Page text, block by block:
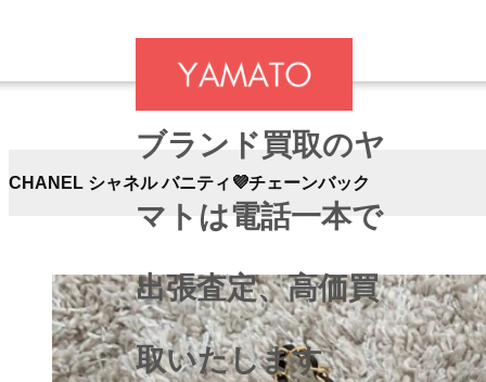
ブランド買取のヤ
マトは電話一本で
出張査定、高価買
取いたします
CHANEL シャネル バニティ💜チェーンバック